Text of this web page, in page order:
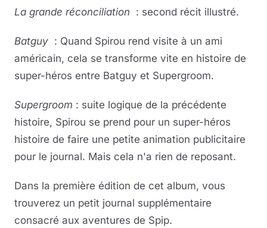
La grande réconciliation : second récit illustré.
Batguy : Quand Spirou rend visite à un ami
américain, cela se transforme vite en histoire de
super-héros entre Batguy et Supergroom.
Supergroom : suite logique de la précédente
histoire, Spirou se prend pour un super-héros
histoire de faire une petite animation publicitaire
pour le journal. Mais cela n'a rien de reposant.
Dans la première édition de cet album, vous
trouverez un petit journal supplémentaire
consacré aux aventures de Spip.